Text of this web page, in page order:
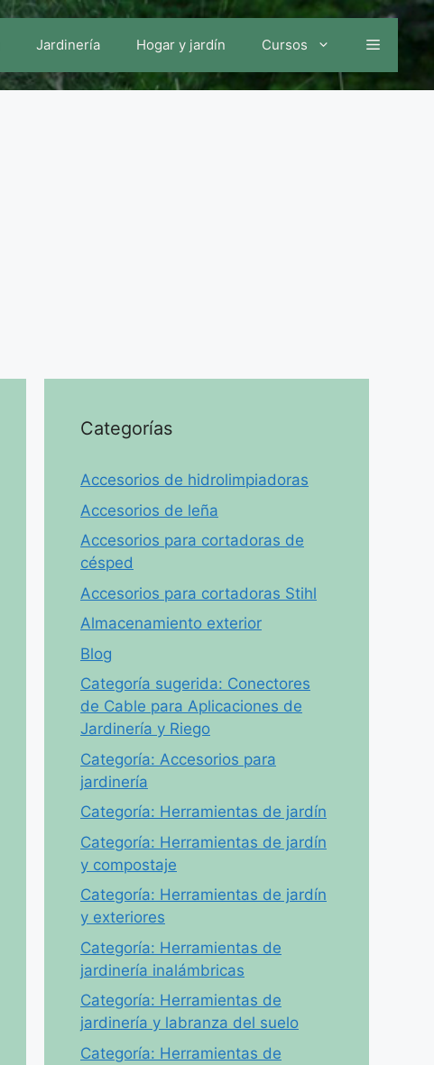
Jardinería Hogar y jardín Cursos
Categorías
Accesorios de hidrolimpiadoras
Accesorios de leña
Accesorios para cortadoras de
césped
Accesorios para cortadoras Stihl
Almacenamiento exterior
Blog
Categoría sugerida: Conectores
de Cable para Aplicaciones de
Jardinería y Riego
Categoría: Accesorios para
jardinería
Categoría: Herramientas de jardín
Categoría: Herramientas de jardín
y compostaje
Categoría: Herramientas de jardín
y exteriores
Categoría: Herramientas de
jardinería inalámbricas
Categoría: Herramientas de
jardinería y labranza del suelo
Categoría: Herramientas de